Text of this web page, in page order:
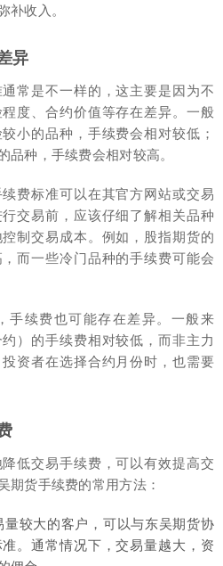
补收入。
异
常是不一样的，这主要是因为不
度、合约价值等存在差异。一般
小的品种，手续费会相对较低；
种，手续费会相对较高。
费标准可以在其官方网站或交易
交易前，应该仔细了解相关品种
制交易成本。例如，股指期货的
而一些冷门品种的手续费可能会
手续费也可能存在差异。一般来
）的手续费相对较低，而非主力
资者在选择合约月份时，也需要
低交易手续费，可以有效提高交
期货手续费的常用方法：
较大的客户，可以与东吴期货协
。通常情况下，交易量越大，资